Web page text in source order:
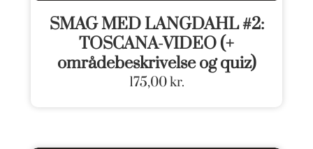
SMAG MED LANGDAHL #2:
TOSCANA-VIDEO (+
områdebeskrivelse og quiz)
175,00kr.